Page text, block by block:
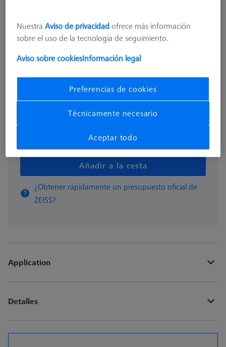
Multi-Sensor-Rack (MSR) 2.0
626100-9300-001
138,30 € más el IVA
Disponible
Añadir a la cesta
¿Obtener rápidamente un presupuesto oficial de
ZEISS?
Application
Detalles
NuestraAviso de privacidadofrece más información
sobre el uso de la tecnología de seguimiento.
Aviso sobre cookiesInformación legal
Preferencias de cookies
Técnicamente necesario
Aceptar todo